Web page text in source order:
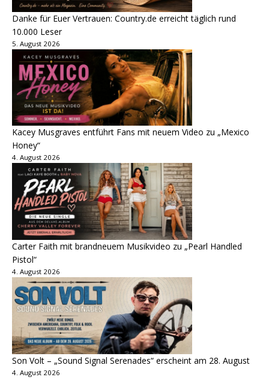
Danke für Euer Vertrauen: Country.de erreicht täglich rund
10.000 Leser
5. August 2026
Kacey Musgraves entführt Fans mit neuem Video zu „Mexico
Honey“
4. August 2026
Carter Faith mit brandneuem Musikvideo zu „Pearl Handled
Pistol“
4. August 2026
Son Volt – „Sound Signal Serenades“ erscheint am 28. August
4. August 2026